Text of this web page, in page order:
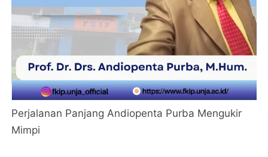
Perjalanan Panjang Andiopenta Purba Mengukir
Mimpi